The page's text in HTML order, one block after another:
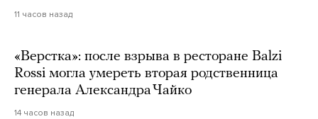
11 часов назад
«Верстка»: после взрыва в ресторане Balzi
Rossi могла умереть вторая родственница
генерала Александра Чайко
14 часов назад